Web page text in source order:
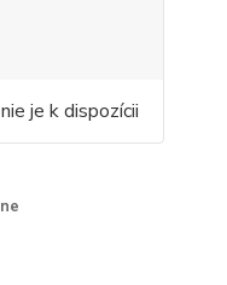
je k dispozícii